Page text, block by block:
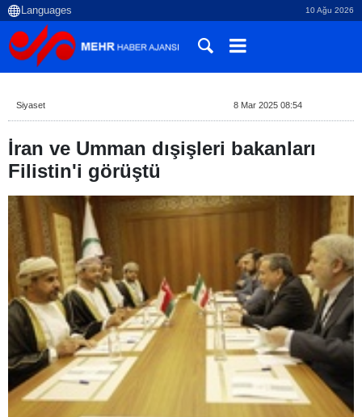
10 Ağu 2026
Siyaset 8 Mar 2025 08:54
İran ve Umman dışişleri bakanları
Filistin'i görüştü